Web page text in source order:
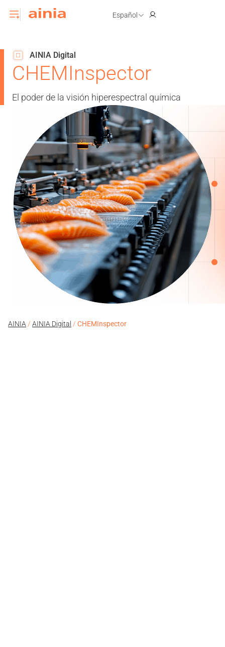
Español
AINIA / AINIA Digital / CHEMInspector
AINIA Digital
CHEMInspector
El poder de la visión hiperespectral química